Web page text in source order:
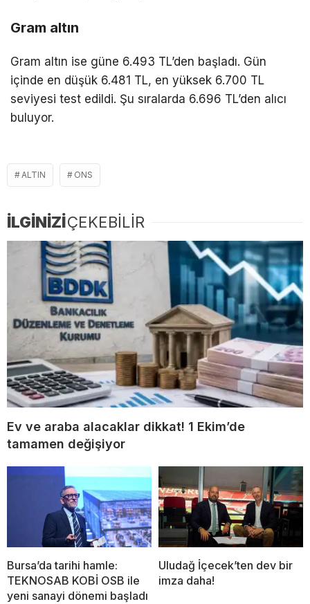
Gram altın
Gram altın ise güne 6.493 TL’den başladı. Gün
içinde en düşük 6.481 TL, en yüksek 6.700 TL
seviyesi test edildi. Şu sıralarda 6.696 TL’den alıcı
buluyor.
ALTIN ONS
İLGİNİZİÇEKEBİLİR
Ev ve araba alacaklar dikkat! 1 Ekim’de
tamamen değişiyor
Bursa’da tarihi hamle:
TEKNOSAB KOBİ OSB ile
yeni sanayi dönemi başladı
Uludağ İçecek’ten dev bir
imza daha!